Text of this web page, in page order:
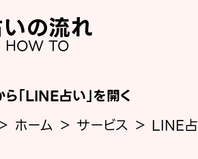
の流れ
HOW TO
「LINE占い」を開く
ホーム ＞ サービス ＞ LINE占